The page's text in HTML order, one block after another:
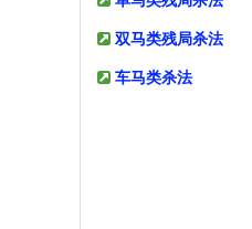
双马类残局杀法
车马类杀法